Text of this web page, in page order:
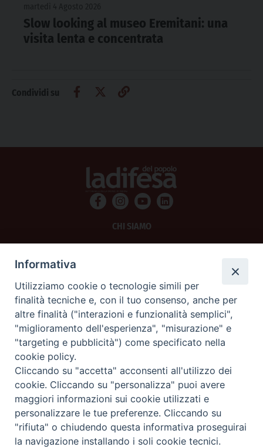
Slow looking al museo Eremitani: una
visita lenta e concentrata
Condividi su
CHI SIAMO
SCRIVICI
La Difesa srl - P.iva 05125420280
La Difesa del Popolo percepisce i contributi pubblici all'editoria.
La Difesa del Popolo, tramite la Fisc (Federazione Italiana Settimanali Cattolici)
ha aderito allo IAP (Istituto dell'Autodisciplina Pubblicitaria) accettando il Codice
di Autodisciplina della Comunicazione Commerciale.
La Difesa del Popolo è una testata registrata presso il Tribunale di Padova
decreto del 15 giugno 1950 al n. 37 del registro periodici.
Informativa
Utilizziamo cookie o tecnologie simili per
finalità tecniche e, con il tuo consenso, anche per
altre finalità ("interazioni e funzionalità semplici",
"miglioramento dell'esperienza", "misurazione" e
"targeting e pubblicità") come specificato nella
cookie policy.
Cliccando su "accetta" acconsenti all'utilizzo dei
cookie. Cliccando su "personalizza" puoi avere
maggiori informazioni sui cookie utilizzati e
personalizzare le tue preferenze. Cliccando su
"rifiuta" o chiudendo questa informativa proseguirai
la navigazione installando i soli cookie tecnici.